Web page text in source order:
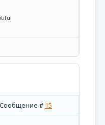
Сообщение # 15